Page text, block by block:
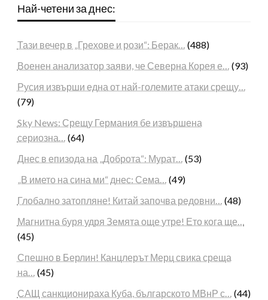
Най-четени за днес:
Тази вечер в „Грехове и рози“: Берак… (488)
Военен анализатор заяви, че Северна Корея е… (93)
Русия извърши една от най-големите атаки срещу…
(79)
Sky News: Срещу Германия бе извършена
сериозна… (64)
Днес в епизода на „Доброта“: Мурат… (53)
„В името на сина ми“ днес: Сема… (49)
Глобално затопляне! Китай започва редовни… (48)
Магнитна буря удря Земята още утре! Ето кога ще…
(45)
Спешно в Берлин! Канцлерът Мерц свика среща
на… (45)
САЩ санкционираха Куба, българското МВнР с… (44)